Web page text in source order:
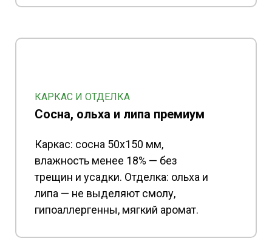
Каркас: сосна 50x150 мм,
влажность менее 18% — без
трещин и усадки. Отделка: ольха и
липа — не выделяют смолу,
гипоаллергенны, мягкий аромат.
Сосна, ольха и липа премиум
КАРКАС И ОТДЕЛКА